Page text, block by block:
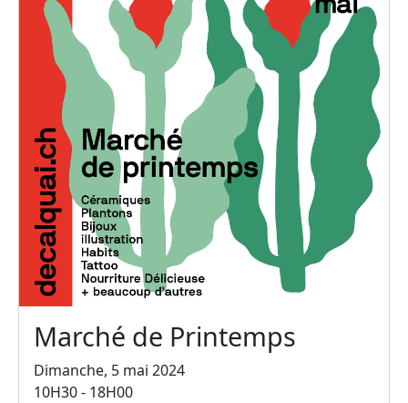
Marché de Printemps
Dimanche, 5 mai 2024
10H30 - 18H00